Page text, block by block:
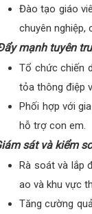
Đào tạo giáo
chuyên nghiệp,
mạnh tuyên
Tổ chức chiến
tỏa thông điệp
Phối hợp với
hỗ trợ con em.
sát và kiểm
Rà soát và lắp
ao và khu vực
Tăng cường